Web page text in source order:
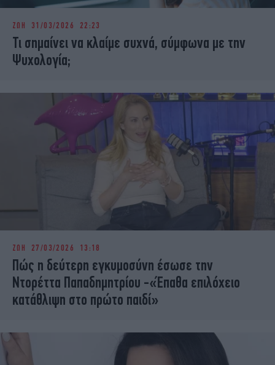
ΖΩΗ 31/03/2026 22:23
Τι σημαίνει να κλαίμε συχνά, σύμφωνα με την
Ψυχολογία;
ΖΩΗ 27/03/2026 13:18
Πώς η δεύτερη εγκυμοσύνη έσωσε την
Ντορέττα Παπαδημητρίου -«Έπαθα επιλόχειο
κατάθλιψη στο πρώτο παιδί»